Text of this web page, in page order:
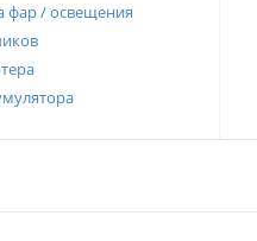
фар / освещения